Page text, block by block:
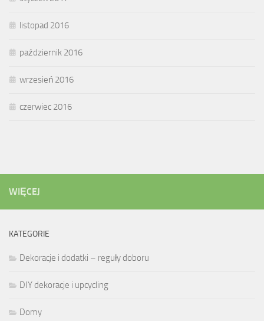
listopad 2016
październik 2016
wrzesień 2016
czerwiec 2016
WIĘCEJ
KATEGORIE
Dekoracje i dodatki – reguły doboru
DIY dekoracje i upcycling
Domy